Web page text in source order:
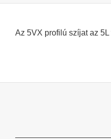
Az 5VX profilú szíjat az